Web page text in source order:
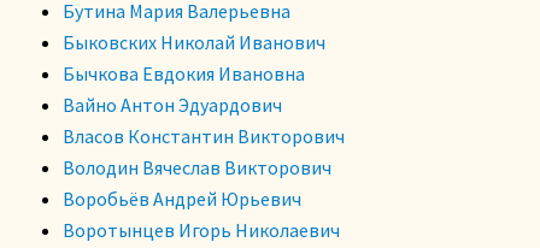
Бутина Мария Валерьевна
Быковских Николай Иванович
Бычкова Евдокия Ивановна
Вайно Антон Эдуардович
Власов Константин Викторович
Володин Вячеслав Викторович
Воробьёв Андрей Юрьевич
Воротынцев Игорь Николаевич